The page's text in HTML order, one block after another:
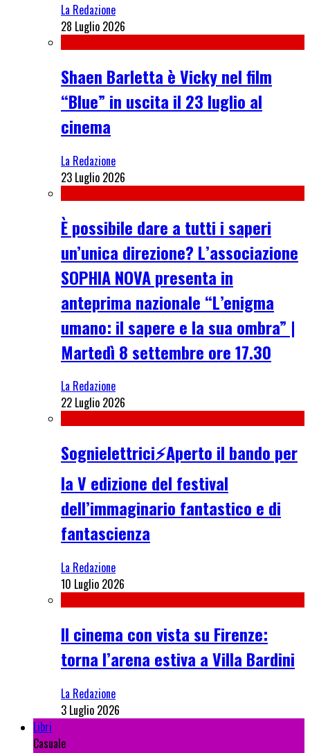
La Redazione
28 Luglio 2026
Shaen Barletta è Vicky nel film
“Blue” in uscita il 23 luglio al
cinema
La Redazione
23 Luglio 2026
È possibile dare a tutti i saperi
un’unica direzione? L’associazione
SOPHIA NOVA presenta in
anteprima nazionale “L’enigma
umano: il sapere e la sua ombra” |
Martedì 8 settembre ore 17.30
La Redazione
22 Luglio 2026
Sognielettrici⚡Aperto il bando per
la V edizione del festival
dell’immaginario fantastico e di
fantascienza
La Redazione
10 Luglio 2026
Il cinema con vista su Firenze:
torna l’arena estiva a Villa Bardini
La Redazione
3 Luglio 2026
Libri
Casuale